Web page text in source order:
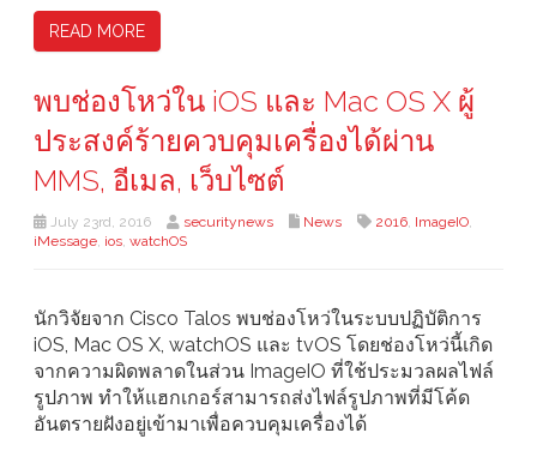
READ MORE
พบช่องโหว่ใน iOS และ Mac OS X ผู้
ประสงค์ร้ายควบคุมเครื่องได้ผ่าน
MMS, อีเมล, เว็บไซต์
July 23rd, 2016 securitynews News 2016, ImageIO,
iMessage, ios, watchOS
นักวิจัยจาก Cisco Talos พบช่องโหว่ในระบบปฏิบัติการ
iOS, Mac OS X, watchOS และ tvOS โดยช่องโหว่นี้เกิด
จากความผิดพลาดในส่วน ImageIO ที่ใช้ประมวลผลไฟล์
รูปภาพ ทำให้แฮกเกอร์สามารถส่งไฟล์รูปภาพที่มีโค้ด
อันตรายฝังอยู่เข้ามาเพื่อควบคุมเครื่องได้